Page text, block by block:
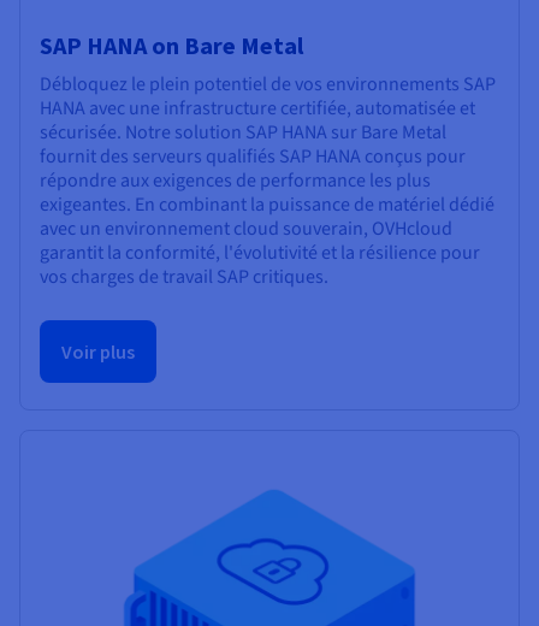
SAP HANA on Bare Metal
Débloquez le plein potentiel de vos environnements SAP
HANA avec une infrastructure certifiée, automatisée et
sécurisée. Notre solution SAP HANA sur Bare Metal
fournit des serveurs qualifiés SAP HANA conçus pour
répondre aux exigences de performance les plus
exigeantes. En combinant la puissance de matériel dédié
avec un environnement cloud souverain, OVHcloud
garantit la conformité, l'évolutivité et la résilience pour
vos charges de travail SAP critiques.
Voir plus